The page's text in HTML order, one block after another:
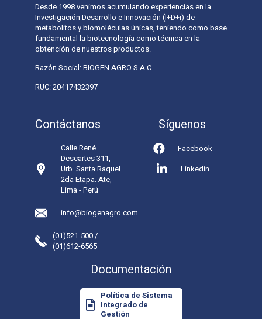
Desde 1998 venimos acumulando experiencias en la
Investigación Desarrollo e Innovación (I+D+i) de
metabolitos y biomoléculas únicas, teniendo como base
fundamental la biotecnología como técnica en la
obtención de nuestros productos.
Razón Social: BIOGEN AGRO S.A.C.
RUC: 20417432397
Contáctanos
Calle René
Descartes 311,
Urb. Santa Raquel
2da Etapa. Ate,
Lima - Perú
info@biogenagro.com
(01)521-500 /
(01)612-6565
Síguenos
Facebook
Linkedin
Documentación
Política de Sistema
Integrado de
Gestión